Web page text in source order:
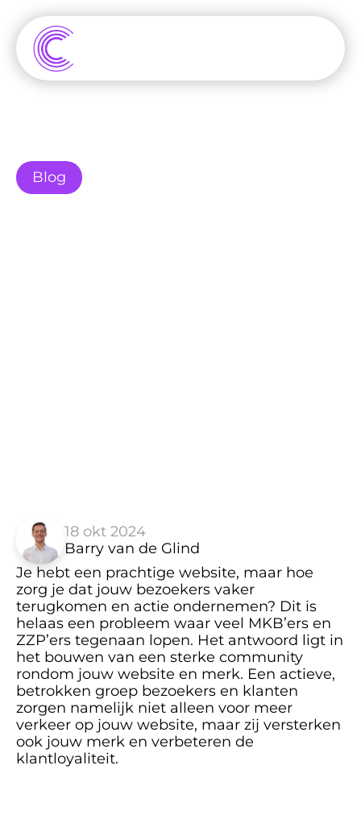
Blog
18 okt 2024
Barry van de Glind
Je hebt een prachtige website, maar hoe
zorg je dat jouw bezoekers vaker
terugkomen en actie ondernemen? Dit is
helaas een probleem waar veel MKB’ers en
ZZP’ers tegenaan lopen. Het antwoord ligt in
het bouwen van een sterke community
rondom jouw website en merk. Een actieve,
betrokken groep bezoekers en klanten
zorgen namelijk niet alleen voor meer
verkeer op jouw website, maar zij versterken
ook jouw merk en verbeteren de
klantloyaliteit.